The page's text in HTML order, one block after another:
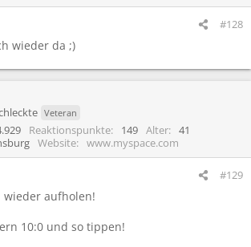
#128
wieder da ;)
Veteran
Reaktionspunkte 149 Alter
41
Website www.myspace.com
#129
wieder aufholen!
10:0 und so tippen!